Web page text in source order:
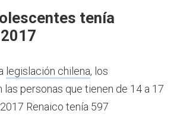
tenía
legislación chilena, los
personas que tienen de 14 a 17
2017 Renaico tenía 597